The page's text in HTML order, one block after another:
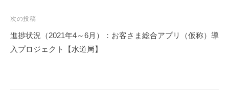
ゲ
ー
シ
次の投稿
進捗状況（2021年4～6月）：お客さま総合アプリ（仮称）導
入プロジェクト【水道局】